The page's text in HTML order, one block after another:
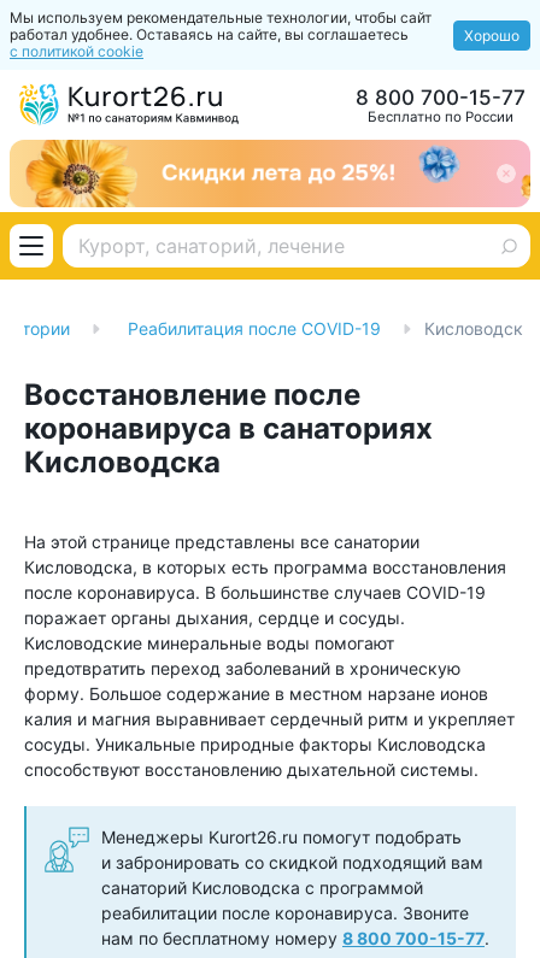
Мы используем рекомендательные технологии, чтобы сайт
работал удобнее. Оставаясь на сайте, вы соглашаетесь
с политикой cookie
Хорошо
Бесплатно по России
8 800 700-15-77
Реабилитация после COVID-19 Кисловодск
Восстановление после
коронавируса в санаториях
Кисловодска
На этой странице представлены все санатории
Кисловодска, в которых есть программа восстановления
после коронавируса. В большинстве случаев COVID-19
поражает органы дыхания, сердце и сосуды.
Кисловодские минеральные воды помогают
предотвратить переход заболеваний в хроническую
форму. Большое содержание в местном нарзане ионов
калия и магния выравнивает сердечный ритм и укрепляет
сосуды. Уникальные природные факторы Кисловодска
способствуют восстановлению дыхательной системы.
Менеджеры Kurort26.ru помогут подобрать
и забронировать со скидкой подходящий вам
санаторий Кисловодска с программой
реабилитации после коронавируса. Звоните
нам по бесплатному номеру 8 800 700-15-77.